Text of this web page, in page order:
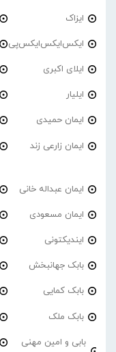
ایزاک
ایکس‌ایکس‌ایکس‌پی
ایلای اکبری
ایلیار
ایمان حمیدی
ایمان زارعی زند
ایمان عبداله خانی
ایمان مسعودی
ایندیکتونی
بابک جهانبخش
بابک کمایی
بابک ملک
بابی و امین مهنی